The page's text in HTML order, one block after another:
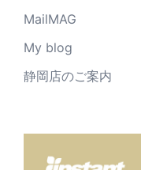
MailMAG
My blog
静岡店のご案内